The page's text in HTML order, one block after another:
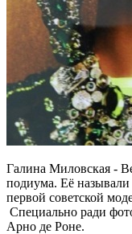
Галина Миловская -
подиума. Её называли
первой советской
Специально ради
Арно де Роне.